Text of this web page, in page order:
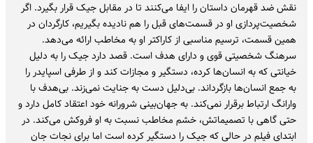
نقش ضد قهرمان داستان را ایفا می‌کنند تا در مقابل جیک قرار بگیرد. اگر
شخصیت‌پردازی او در قسمت‌های قبل را هم نادیده بگیریم، کارگردان در
همین قسمت، ترسیم مناسبی از کاراکتر او به مخاطب ارائه می‌دهد.
سرهنگ شخصیتی قوی و دارای هدف است. قصد دارد جیک را به دلیل
خیانتی که به انسان‌ها کرده، دستگیر و مجازات کند و از طرفی اسپایدر را
به جمع انسان‌ها بازگرداند. بی‌دلیل دست به جنایت نمی‌زند. بی‌هدف با
وارانگ ارتباط برقرار نمی‌کند. به جهان‌بینی شرورانه خود اعتقاد کامل دارد و
حتی گاهی با تصمیماتش، خشم مخاطب نسبت به او فروکش می‌کند. در
ابتدای فیلم در حالی که جیک را دستگیر کرده است اما برای نجات جان